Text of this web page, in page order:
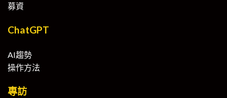
募資
ChatGPT
AI趨勢
操作方法
專訪